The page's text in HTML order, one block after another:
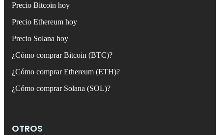
Precio Bitcoin hoy
Precio Ethereum hoy
Precio Solana hoy
¿Cómo comprar Bitcoin (BTC)?
¿Cómo comprar Ethereum (ETH)?
¿Cómo comprar Solana (SOL)?
OTROS